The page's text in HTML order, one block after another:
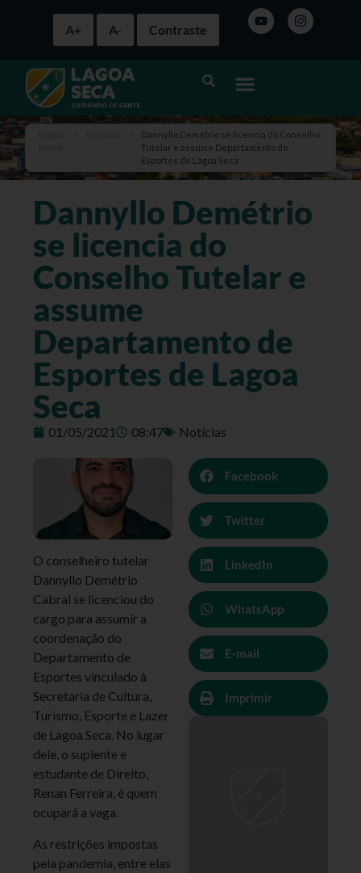
A+ A- Contraste
Dannyllo Demétrio se licencia do Conselho
Tutelar e assume Departamento de
Esportes de Lagoa Seca
Dannyllo Demétrio
se licencia do
Conselho Tutelar e
assume
Departamento de
Esportes de Lagoa
Seca
01/05/2021 08:47 Notícias
O conselheiro tutelar
Dannyllo Demétrio
Cabral se licenciou do
cargo para assumir a
coordenação do
Departamento de
Esportes vinculado à
Secretaria de Cultura,
Turismo, Esporte e Lazer
de Lagoa Seca. No lugar
dele, o suplente e
estudante de Direito,
Renan Ferreira, é quem
ocupará a vaga.
As restrições impostas
pela pandemia, entre elas
Facebook
Twitter
LinkedIn
WhatsApp
E-mail
Imprimir